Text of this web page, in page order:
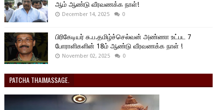
ஆம் ஆண்டு வீரவணக்க நாள்!
December 14, 2025 0
பிரிகேடியர் சு.ப.தமிழ்ச்செல்வன் அண்ணா உட்பட 7
போராளிகளின் 18ம் ஆண்டு வீரவணக்க நாள் !
November 02, 2025 0
PATCHA THAIMASSAGE.